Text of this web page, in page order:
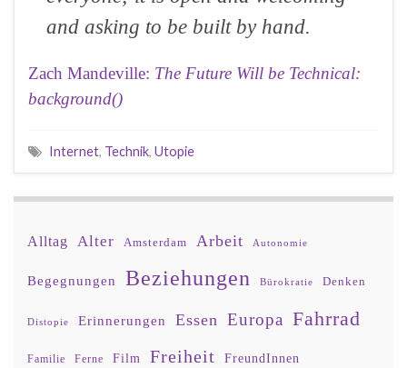
and asking to be built by hand.
Zach Mandeville: The Future Will be Technical:
background()
Internet, Technik, Utopie
Alltag Alter Amsterdam Arbeit Autonomie
Begegnungen Beziehungen Bürokratie Denken
Distopie Erinnerungen Essen Europa Fahrrad
Familie Ferne Film Freiheit FreundInnen